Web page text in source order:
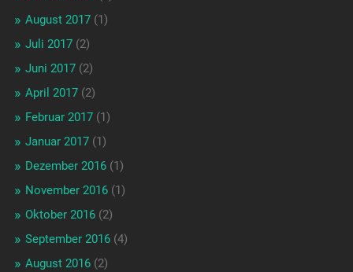
August 2017(1)
Juli 2017(2)
Juni 2017(2)
April 2017(2)
Februar 2017(1)
Januar 2017(1)
Dezember 2016(1)
November 2016(1)
Oktober 2016(2)
September 2016(4)
August 2016(2)